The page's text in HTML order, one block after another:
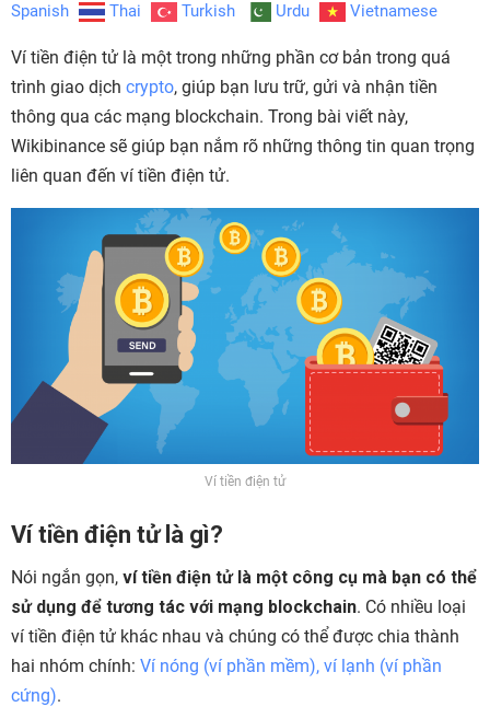
Spanish
Thai Turkish Urdu Vietnamese
Ví tiền điện tử là một trong những phần cơ bản trong quá
trình giao dịch crypto, giúp bạn lưu trữ, gửi và nhận tiền
thông qua các mạng blockchain. Trong bài viết này,
Wikibinance sẽ giúp bạn nắm rõ những thông tin quan trọng
liên quan đến ví tiền điện tử.
Ví tiền điện tử
Ví tiền điện tử là gì?
Nói ngắn gọn, ví tiền điện tử là một công cụ mà bạn có thể
sử dụng để tương tác với mạng blockchain. Có nhiều loại
ví tiền điện tử khác nhau và chúng có thể được chia thành
hai nhóm chính: Ví nóng (ví phần mềm), ví lạnh (ví phần
cứng).